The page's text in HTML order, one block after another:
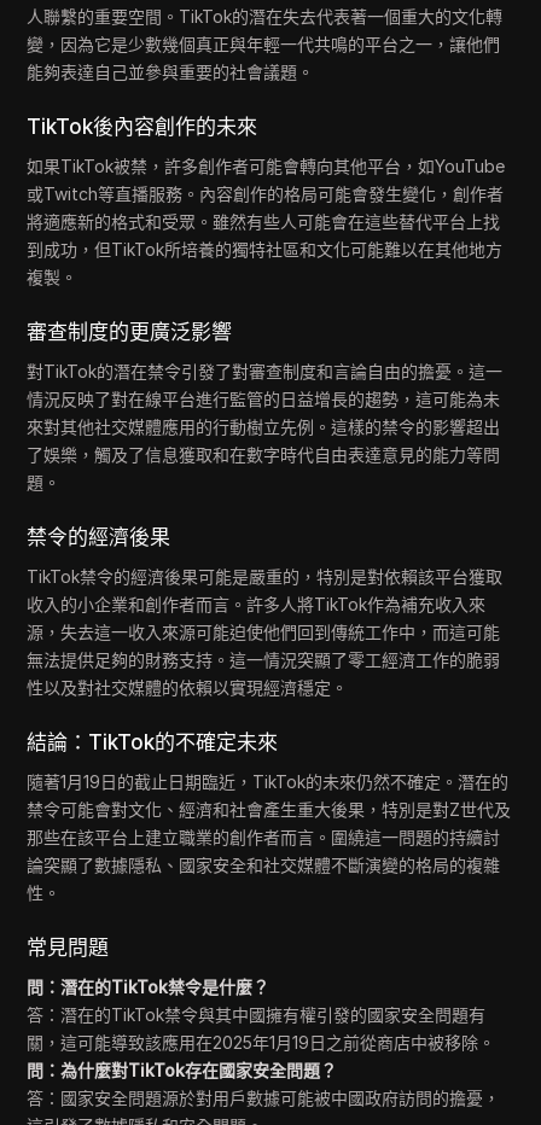
人聯繫的重要空間。TikTok的潛在失去代表著一個重大的文化轉
變，因為它是少數幾個真正與年輕一代共鳴的平台之一，讓他們
能夠表達自己並參與重要的社會議題。
TikTok後內容創作的未來
如果TikTok被禁，許多創作者可能會轉向其他平台，如YouTube
或Twitch等直播服務。內容創作的格局可能會發生變化，創作者
將適應新的格式和受眾。雖然有些人可能會在這些替代平台上找
到成功，但TikTok所培養的獨特社區和文化可能難以在其他地方
複製。
審查制度的更廣泛影響
對TikTok的潛在禁令引發了對審查制度和言論自由的擔憂。這一
情況反映了對在線平台進行監管的日益增長的趨勢，這可能為未
來對其他社交媒體應用的行動樹立先例。這樣的禁令的影響超出
了娛樂，觸及了信息獲取和在數字時代自由表達意見的能力等問
題。
禁令的經濟後果
TikTok禁令的經濟後果可能是嚴重的，特別是對依賴該平台獲取
收入的小企業和創作者而言。許多人將TikTok作為補充收入來
源，失去這一收入來源可能迫使他們回到傳統工作中，而這可能
無法提供足夠的財務支持。這一情況突顯了零工經濟工作的脆弱
性以及對社交媒體的依賴以實現經濟穩定。
結論：TikTok的不確定未來
隨著1月19日的截止日期臨近，TikTok的未來仍然不確定。潛在的
禁令可能會對文化、經濟和社會產生重大後果，特別是對Z世代及
那些在該平台上建立職業的創作者而言。圍繞這一問題的持續討
論突顯了數據隱私、國家安全和社交媒體不斷演變的格局的複雜
性。
常見問題
問：潛在的TikTok禁令是什麼？
答：潛在的TikTok禁令與其中國擁有權引發的國家安全問題有
關，這可能導致該應用在2025年1月19日之前從商店中被移除。
問：為什麼對TikTok存在國家安全問題？
答：國家安全問題源於對用戶數據可能被中國政府訪問的擔憂，